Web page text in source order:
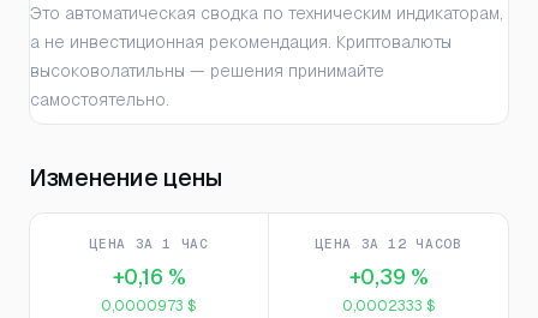
Это автоматическая сводка по техническим индикаторам,
а не инвестиционная рекомендация. Криптовалюты
высоковолатильны — решения принимайте
самостоятельно.
Изменение цены
ЦЕНА ЗА 1 ЧАС
+0,16 %
0,0000973 $
ЦЕНА ЗА 12 ЧАСОВ
+0,39 %
0,0002333 $